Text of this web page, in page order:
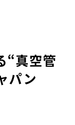
“真空管
パン